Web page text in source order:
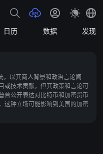
日历 数据 发现
，以其商人背景和政治言论闻
或技术贡献，但其政策和言论可
曾公开表达对比特币和加密货币
这种立场可能影响到美国的加密